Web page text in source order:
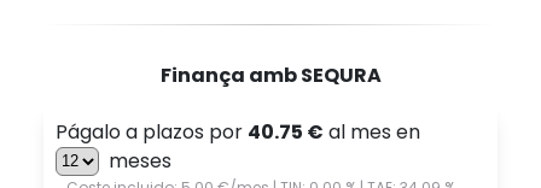
Finança amb SEQURA